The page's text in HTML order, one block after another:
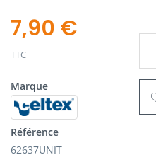
7,90 €
TTC
Marque
Référence
62637UNIT